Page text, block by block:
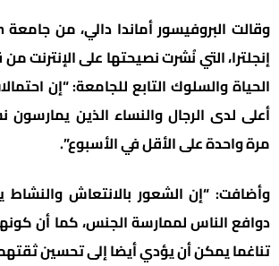
إنجلترا، التي نُشرت نصيحتها على الإنترنت
الحياة والسلوك التابع للجامعة: “إن
أعلى لدى الرجال والنساء الذين يمارسون
مرة واحدة على الأقل في الأسبوع”.
وأضافت: “إن الشعور بالانتعاش والنشاط
دوافع الناس لممارسة الجنس، كما أن كونهم
تناغما يمكن أن يؤدي أيضا إلى تحسين ثقتهم